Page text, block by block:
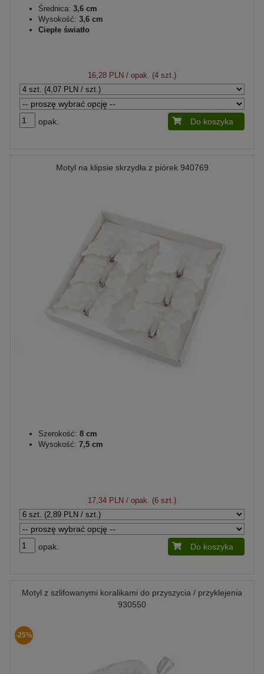
Średnica: 3,6 cm
Wysokość: 3,6 cm
Ciepłe światło
16,28 PLN / opak. (4 szt.)
opak. Do koszyka
Motyl na klipsie skrzydła z piórek 940769
Szerokość: 8 cm
Wysokość: 7,5 cm
17,34 PLN / opak. (6 szt.)
opak. Do koszyka
Motyl z szlifowanymi koralikami do przyszycia / przyklejenia
930550
-25%